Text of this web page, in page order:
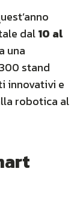
dal10 al
una
stand
innovativi e
robotica al